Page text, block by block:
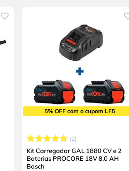
5% OFF com o cupom LF5
2
Kit Carregador GAL 1880 CV e 2
Baterias PROCORE 18V 8,0 AH
Bosch